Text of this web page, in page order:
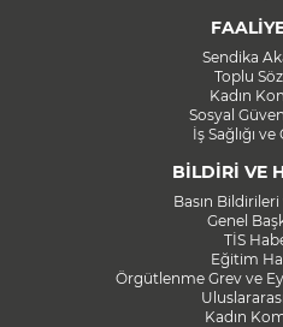
Sendika
Toplu
Kadın
Sosyal
İş Sağlığı
BİLDİRİ VE
Basın
Genel
TİS
Eğitim
Örgütlenme Grev ve
Kadın